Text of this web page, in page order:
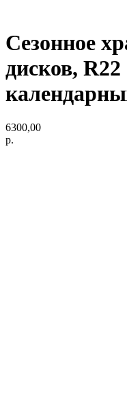
Сезонное
дисков, R22
6300,00
р.